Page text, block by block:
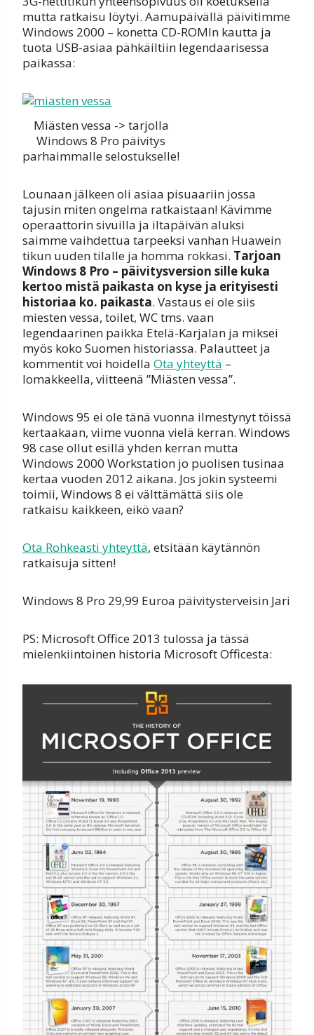
mutta ratkaisu löytyi. Aamupäivällä päivitimme
Windows 2000 – konetta CD-ROMIn kautta ja
tuota USB-asiaa pähkäiltiin legendaarisessa
paikassa:
Miästen vessa -> tarjolla
Windows 8 Pro päivitys
parhaimmalle selostukselle!
Lounaan jälkeen oli asiaa pisuaariin jossa
tajusin miten ongelma ratkaistaan! Kävimme
operaattorin sivuilla ja iltapäivän aluksi
saimme vaihdettua tarpeeksi vanhan Huawein
tikun uuden tilalle ja homma rokkasi. Tarjoan
Windows 8 Pro – päivitysversion sille kuka
kertoo mistä paikasta on kyse ja erityisesti
historiaa ko. paikasta. Vastaus ei ole siis
miesten vessa, toilet, WC tms. vaan
legendaarinen paikka Etelä-Karjalan ja miksei
myös koko Suomen historiassa. Palautteet ja
kommentit voi hoidella Ota yhteyttä –
lomakkeella, viitteenä ”Miästen vessa”.
Windows 95 ei ole tänä vuonna ilmestynyt töissä
kertaakaan, viime vuonna vielä kerran. Windows
98 case ollut esillä yhden kerran mutta
Windows 2000 Workstation jo puolisen tusinaa
kertaa vuoden 2012 aikana. Jos jokin systeemi
toimii, Windows 8 ei välttämättä siis ole
ratkaisu kaikkeen, eikö vaan?
Ota Rohkeasti yhteyttä, etsitään käytännön
ratkaisuja sitten!
Windows 8 Pro 29,99 Euroa päivitysterveisin Jari
PS: Microsoft Office 2013 tulossa ja tässä
mielenkiintoinen historia Microsoft Officesta: